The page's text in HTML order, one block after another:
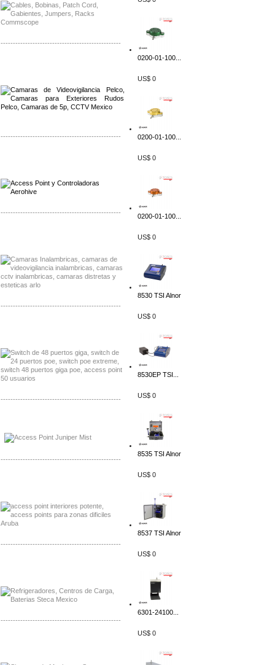
-------------------------------------------------
-------------------------------------------------
-------------------------------------------------
-------------------------------------------------
-------------------------------------------------
-------------------------------------------------
-------------------------------------------------
-------------------------------------------------
0200-01-100...
US$ 0
0200-01-100...
US$ 0
0200-01-100...
US$ 0
8530 TSI Alnor
US$ 0
8530EP TSI...
US$ 0
8535 TSI Alnor
US$ 0
8537 TSI Alnor
US$ 0
6301-24100...
US$ 0